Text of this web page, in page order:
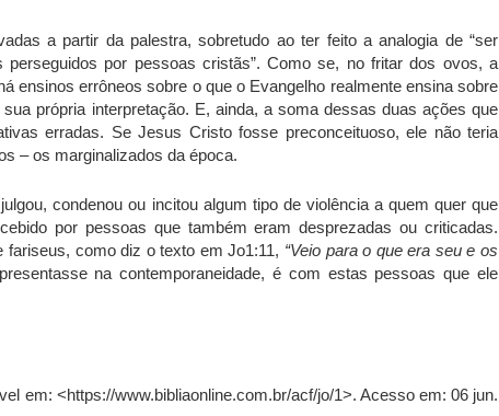
a partir da palestra, sobretudo ao ter feito a analogia de “ser
perseguidos por pessoas cristãs”. Como se, no fritar dos ovos, a
ensinos errôneos sobre o que o Evangelho realmente ensina sobre
própria interpretação. E, ainda, a soma dessas duas ações que
erradas. Se Jesus Cristo fosse preconceituoso, ele não teria
– os marginalizados da época.
condenou ou incitou algum tipo de violência a quem quer que
por pessoas que também eram desprezadas ou criticadas.
fariseus, como diz o texto em Jo1:11, “Veio para o que era seu e os
na contemporaneidade, é com estas pessoas que ele
em: <https://www.bibliaonline.com.br/acf/jo/1>. Acesso em: 06 jun.